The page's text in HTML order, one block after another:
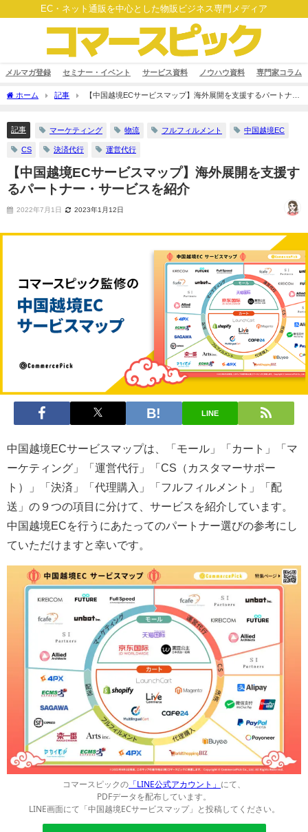
EC・ネット通販を中心とした物販ビジネス専門メディア
メルマガ登録 セミナー・イベント サービス資料 ノウハウ資料 専門家コラム
ホーム 記事
【中国越境ECサービスマップ】海外展開を支援するパートナ
記事 マーケティング 物流 フルフィルメント 中国越境EC
CS 決済代行 運営代行
【中国越境ECサービスマップ】海外展開を支援す
るパートナー・サービスを紹介
2022年7月1日 2023年1月12日
LINE
中国越境ECサービスマップは、「モール」「カート」「マ
ーケティング」「運営代行」「CS（カスタマーサポー
ト）」「決済」「代理購入」「フルフィルメント」「配
送」の９つの項目に分けて、サービスを紹介しています。
中国越境ECを行うにあたってのパートナー選びの参考にし
ていただけますと幸いです。
コマースピックの 「LINE公式アカウント」 にて、
PDFデータを配布しています。
LINE画面にて「中国越境ECサービスマップ」と投稿してください。